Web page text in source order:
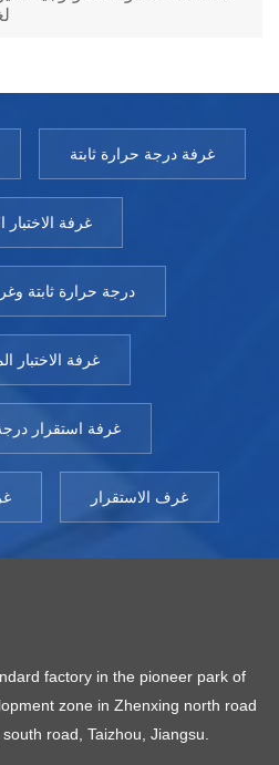
غرفة درجة حرارة ثابتة
غرفة الاختبار
درجة حرارة ثابتة
غرفة الاختبار
غرفة استقرار
غرف الاستقرار
zone in Zhenxing north road
road, Taizhou, Jiangsu.